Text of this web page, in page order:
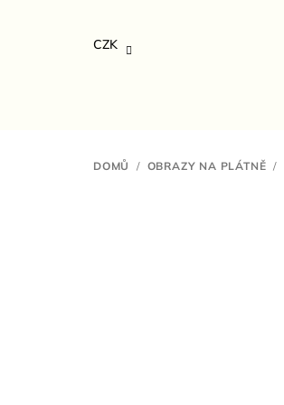
CZK
DOMŮ / OBRAZY NA PLÁTNĚ /